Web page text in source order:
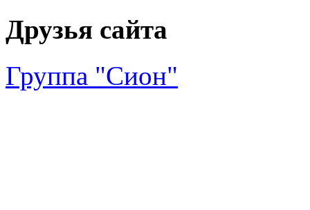
Друзья сайта
Группа "Сион"